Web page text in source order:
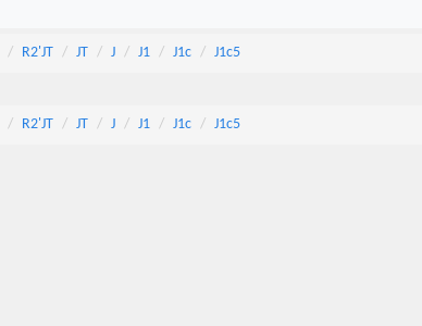
R2'JT JT J J1 J1c J1c5
R2'JT JT J J1 J1c J1c5